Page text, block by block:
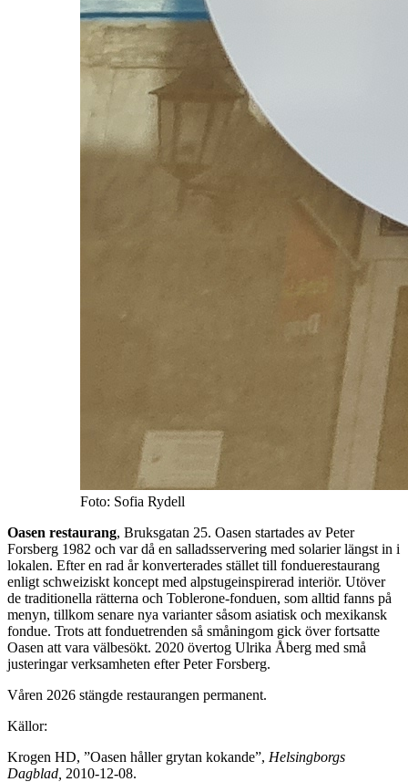
Foto: Sofia Rydell
Oasen restaurang, Bruksgatan 25. Oasen startades av Peter
Forsberg 1982 och var då en salladsservering med solarier längst in i
lokalen. Efter en rad år konverterades stället till fonduerestaurang
enligt schweiziskt koncept med alpstugeinspirerad interiör. Utöver
de traditionella rätterna och Toblerone-fonduen, som alltid fanns på
menyn, tillkom senare nya varianter såsom asiatisk och mexikansk
fondue. Trots att fonduetrenden så småningom gick över fortsatte
Oasen att vara välbesökt. 2020 övertog Ulrika Åberg med små
justeringar verksamheten efter Peter Forsberg.
Våren 2026 stängde restaurangen permanent.
Källor:
Krogen HD, ”Oasen håller grytan kokande”, Helsingborgs
Dagblad, 2010-12-08.